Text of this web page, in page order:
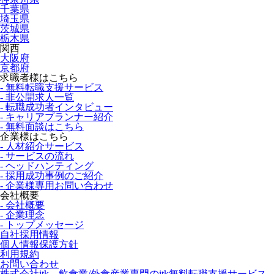
千葉県
埼玉県
茨城県
栃木県
関西
大阪府
京都府
求職者様はこちら
- 無料転職支援サービス
- 非公開求人一覧
- 転職成功者インタビュー
- キャリアプランナー紹介
- 無料面談はこちら
企業様はこちら
- 人材紹介サービス
- サービスの流れ
- ヘッドハンティング
- 採用成功事例のご紹介
- 企業様専用お問い合わせ
会社概要
- 会社概要
- 企業理念
- トップメッセージ
自社採用情報
個人情報保護方針
利用規約
お問い合わせ